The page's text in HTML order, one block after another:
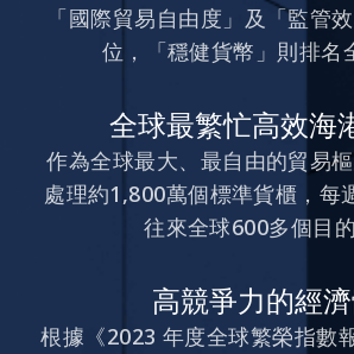
EN 简
「國際貿易自由度」及「監管
位，「穩健貨幣」則排名
全球最繁忙高效海
作為全球最大、最自由的貿易
處理約1,800萬個標準貨櫃，每
往來全球600多個目
高競爭力的經
根據《2023 年度全球繁榮指數